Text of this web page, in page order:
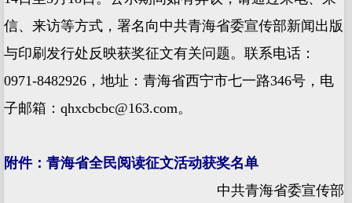
信、来访等方式，署名向中共青海省委宣传部新闻出版
与印刷发行处反映获奖征文有关问题。联系电话：
0971-8482926，地址：青海省西宁市七一路346号，电
子邮箱：qhxcbcbc@163.com。
附件：青海省全民阅读征文活动获奖名单
中共青海省委宣传部